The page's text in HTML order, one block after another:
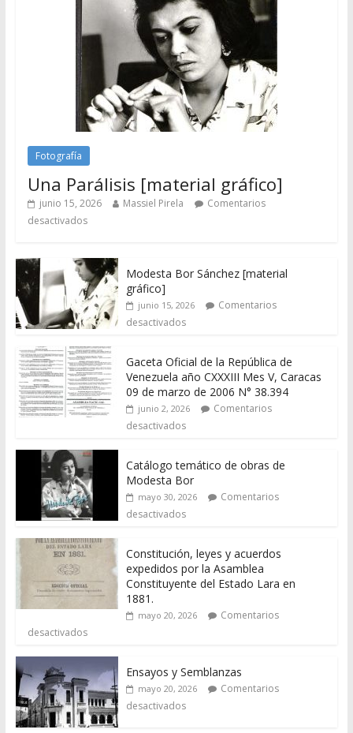
Fotografía
Una Parálisis [material gráfico]
junio 15, 2026 Massiel Pirela
Comentarios
desactivados
Modesta Bor Sánchez [material
gráfico]
junio 15, 2026
Comentarios
desactivados
Gaceta Oficial de la República de
Venezuela año CXXXIII Mes V, Caracas
09 de marzo de 2006 N° 38.394
junio 2, 2026
Comentarios
desactivados
Catálogo temático de obras de
Modesta Bor
mayo 30, 2026
Comentarios
desactivados
Constitución, leyes y acuerdos
expedidos por la Asamblea
Constituyente del Estado Lara en
1881.
mayo 20, 2026
Comentarios
desactivados
Ensayos y Semblanzas
mayo 20, 2026
Comentarios
desactivados